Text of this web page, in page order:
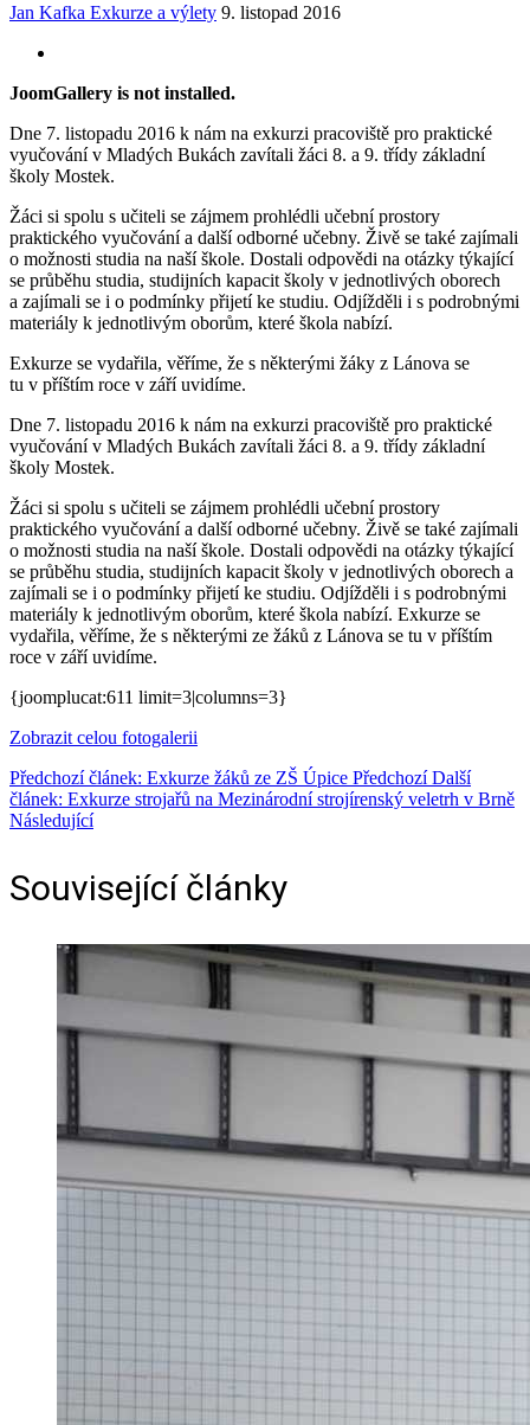
Jan Kafka Exkurze a výlety 9. listopad 2016
JoomGallery is not installed.
Dne 7. listopadu 2016 k nám na exkurzi pracoviště pro praktické
vyučování v Mladých Bukách zavítali žáci 8. a 9. třídy základní
školy Mostek.
Žáci si spolu s učiteli se zájmem prohlédli učební prostory
praktického vyučování a další odborné učebny. Živě se také zajímali
o možnosti studia na naší škole. Dostali odpovědi na otázky týkající
se průběhu studia, studijních kapacit školy v jednotlivých oborech
a zajímali se i o podmínky přijetí ke studiu. Odjížděli i s podrobnými
materiály k jednotlivým oborům, které škola nabízí.
Exkurze se vydařila, věříme, že s některými žáky z Lánova se
tu v příštím roce v září uvidíme.
Dne 7. listopadu 2016 k nám na exkurzi pracoviště pro praktické
vyučování v Mladých Bukách zavítali žáci 8. a 9. třídy základní
školy Mostek.
Žáci si spolu s učiteli se zájmem prohlédli učební prostory
praktického vyučování a další odborné učebny. Živě se také zajímali
o možnosti studia na naší škole. Dostali odpovědi na otázky týkající
se průběhu studia, studijních kapacit školy v jednotlivých oborech a
zajímali se i o podmínky přijetí ke studiu. Odjížděli i s podrobnými
materiály k jednotlivým oborům, které škola nabízí. Exkurze se
vydařila, věříme, že s některými ze žáků z Lánova se tu v příštím
roce v září uvidíme.
{joomplucat:611 limit=3|columns=3}
Zobrazit celou fotogalerii
Předchozí článek: Exkurze žáků ze ZŠ Úpice Předchozí Další
článek: Exkurze strojařů na Mezinárodní strojírenský veletrh v Brně
Následující
Související články